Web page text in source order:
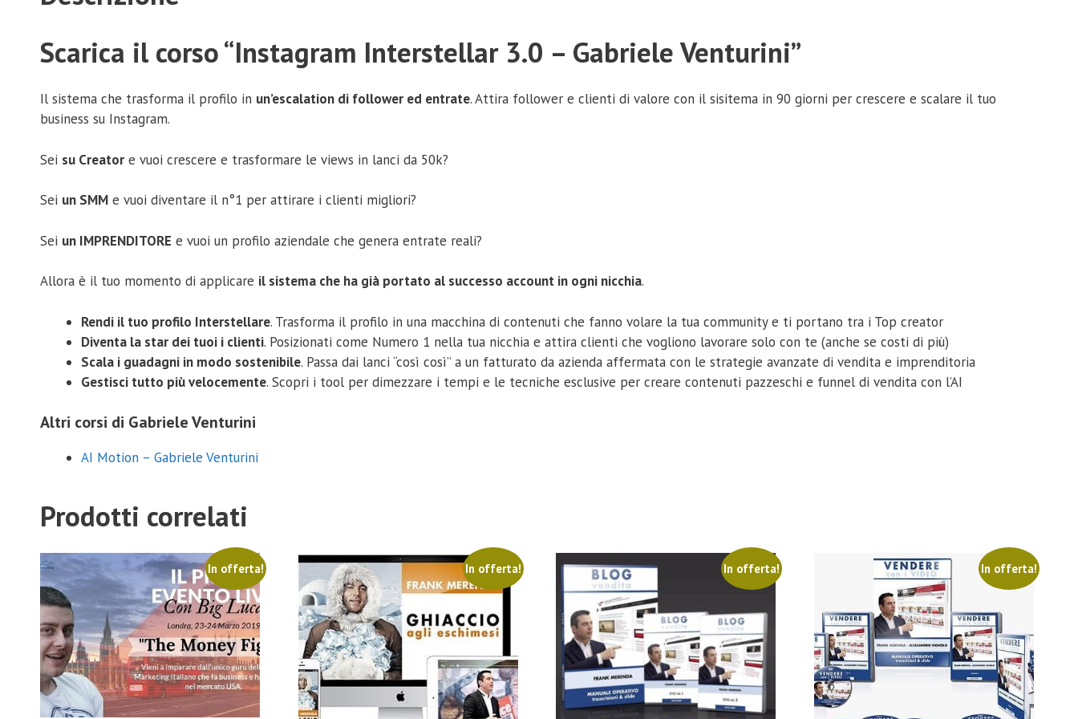
Scarica il corso “Instagram Interstellar 3.0 – Gabriele Venturini”
Il sistema che trasforma il profilo in un’escalation di follower ed entrate. Attira follower e clienti di valore con il sisitema in 90 giorni per crescere e scalare il tuo
business su Instagram.
Sei su Creator e vuoi crescere e trasformare le views in lanci da 50k?
Sei un SMM e vuoi diventare il n°1 per attirare i clienti migliori?
Sei un IMPRENDITORE e vuoi un profilo aziendale che genera entrate reali?
Allora è il tuo momento di applicare il sistema che ha già portato al successo account in ogni nicchia.
Rendi il tuo profilo Interstellare. Trasforma il profilo in una macchina di contenuti che fanno volare la tua community e ti portano tra i Top creator
Diventa la star dei tuoi i clienti. Posizionati come Numero 1 nella tua nicchia e attira clienti che vogliono lavorare solo con te (anche se costi di più)
Scala i guadagni in modo sostenibile. Passa dai lanci “così così” a un fatturato da azienda affermata con le strategie avanzate di vendita e imprenditoria
Gestisci tutto più velocemente. Scopri i tool per dimezzare i tempi e le tecniche esclusive per creare contenuti pazzeschi e funnel di vendita con l’AI
Altri corsi di Gabriele Venturini
AI Motion – Gabriele Venturini
Prodotti correlati
In offerta! In offerta! In offerta! In offerta!